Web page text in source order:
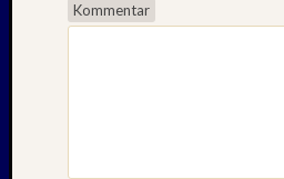
Kommentar